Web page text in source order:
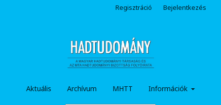
Aktuális Archívum MHTT Információk
Regisztráció Bejelentkezés